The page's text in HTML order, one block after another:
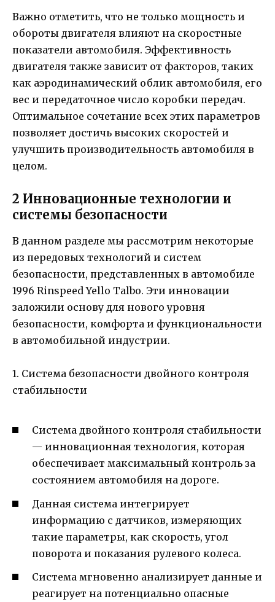
Важно отметить, что не только мощность и
обороты двигателя влияют на скоростные
показатели автомобиля. Эффективность
двигателя также зависит от факторов, таких
как аэродинамический облик автомобиля, его
вес и передаточное число коробки передач.
Оптимальное сочетание всех этих параметров
позволяет достичь высоких скоростей и
улучшить производительность автомобиля в
целом.
2 Инновационные технологии и
системы безопасности
В данном разделе мы рассмотрим некоторые
из передовых технологий и систем
безопасности, представленных в автомобиле
1996 Rinspeed Yello Talbo. Эти инновации
заложили основу для нового уровня
безопасности, комфорта и функциональности
в автомобильной индустрии.
1. Система безопасности двойного контроля
стабильности
Система двойного контроля стабильности
— инновационная технология, которая
обеспечивает максимальный контроль за
состоянием автомобиля на дороге.
Данная система интегрирует
информацию с датчиков, измеряющих
такие параметры, как скорость, угол
поворота и показания рулевого колеса.
Система мгновенно анализирует данные и
реагирует на потенциально опасные